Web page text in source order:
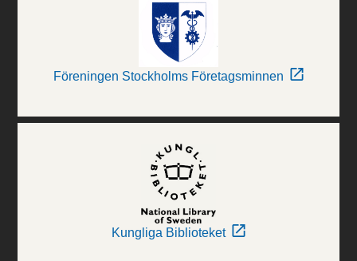
Föreningen Stockholms Företagsminnen
Kungliga Biblioteket